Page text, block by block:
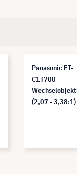
Panasonic ET-
C1T700
(2,07 - 3,38:1)